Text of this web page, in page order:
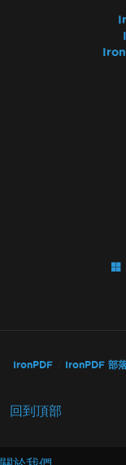
IronPDF IronPDF 部
回到頂部